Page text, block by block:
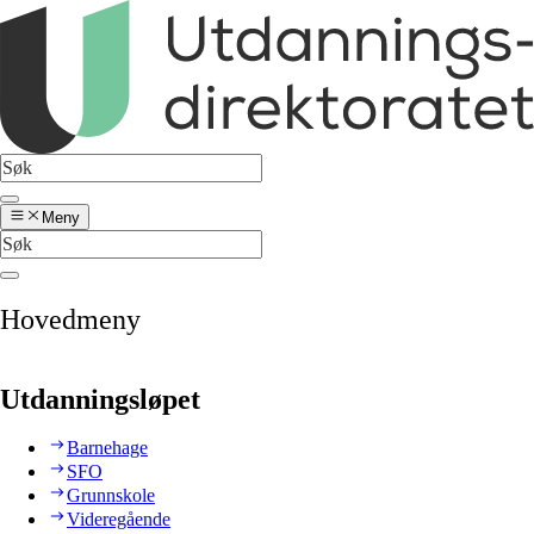
Meny
Hovedmeny
Utdanningsløpet
Barnehage
SFO
Grunnskole
Videregående